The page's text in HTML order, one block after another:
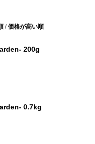
/価格が高い順
200g
0.7kg